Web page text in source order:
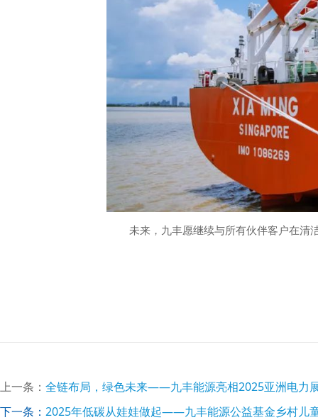
未来，九丰愿继续与所有伙伴客户在清
上一条： 全链布局，绿色未来——九丰能源亮相2025亚洲电力
下一条： 2025年低碳从娃娃做起——九丰能源公益基金乡村儿